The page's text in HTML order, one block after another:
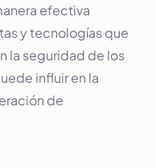
efectiva
y tecnologías que
la seguridad de los
influir en la
de